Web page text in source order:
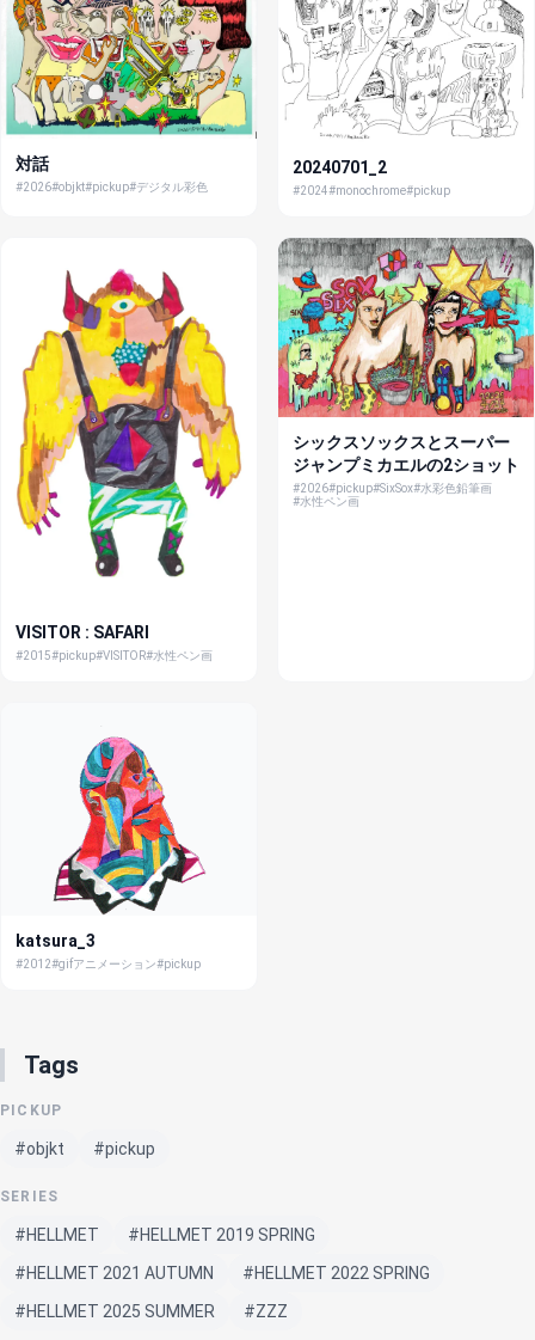
対話
#2026#objkt#pickup#デジタル彩色
20240701_2
#2024#monochrome#pickup
VISITOR : SAFARI
#2015#pickup#VISITOR#水性ペン画
シックスソックスとスーパー
ジャンプミカエルの2ショット
#2026#pickup#SixSox#水彩色鉛筆画
#水性ペン画
katsura_3
#2012#gifアニメーション#pickup
Tags
PICKUP
#objkt #pickup
SERIES
#HELLMET
#HELLMET 2019 SPRING
#HELLMET 2021 AUTUMN
#HELLMET 2022 SPRING
#HELLMET 2025 SUMMER
#ZZZ